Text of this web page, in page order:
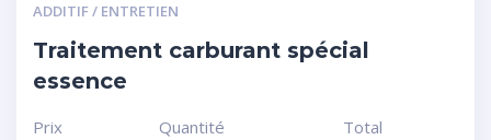
ADDITIF / ENTRETIEN
Traitement carburant spécial
essence
Prix Quantité Total